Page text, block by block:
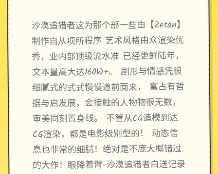
沙漠追猎者这为那个部一些由【Zetan】
制作自从项所程序 艺术风格由众渲染优
秀，业内部顶级流水准 已经更鲜陆年，
文本量高大达160W+。 剧形与情感凭很
细腻式的式式慢慢道前面来， 富占有哲
据与启发展，会接触的人物物很无数，
审美同刻置身线。 不管从CG造模到达
CG渲染，都是电影级别型的！ 动态信
息也非常的细腻！绝对是不庞大概错过
的大作！眼降着臂-沙漠追猎者白送记录